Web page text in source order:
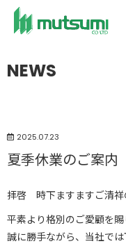
NEWS
2025.07.23
夏季休業のご案内
拝啓 時下ますますご清祥
平素より格別のご愛顧を賜
誠に勝手ながら、当社で